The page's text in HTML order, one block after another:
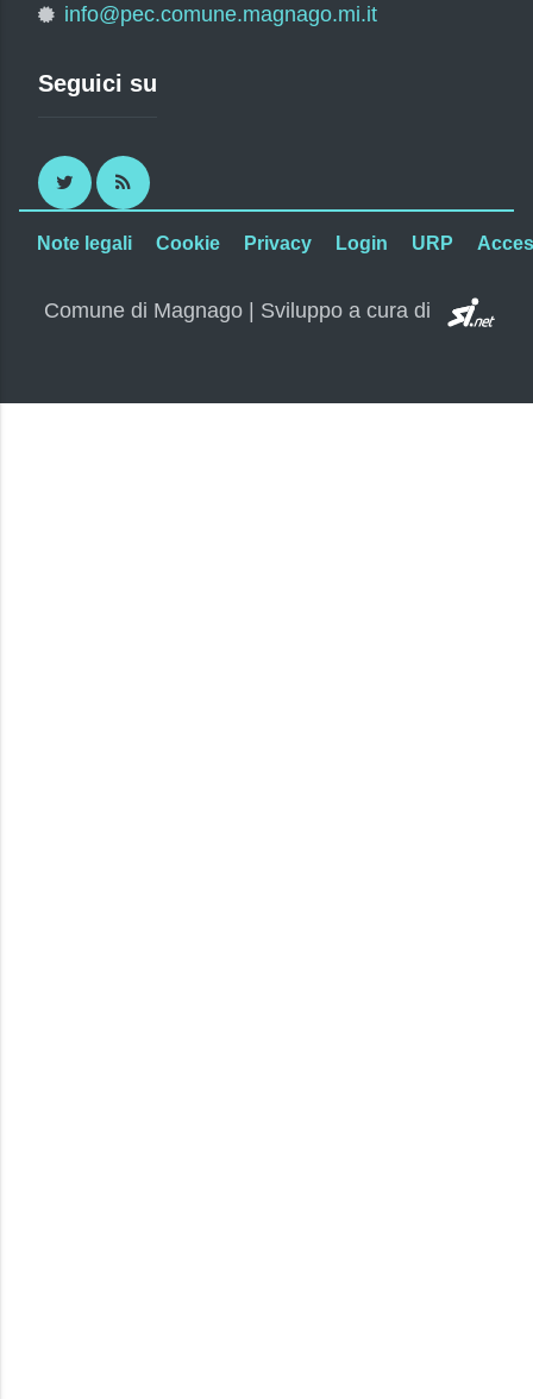
info@pec.comune.magnago.mi.it
Seguici su
Twitter RSS
Note legali Cookie Privacy Login URP
Comune di Magnago | Sviluppo a cura di